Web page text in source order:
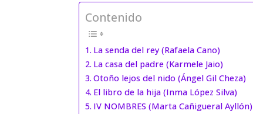
Contenido
La senda del rey (Rafaela Cano)
La casa del padre (Karmele Jaio)
Otoño lejos del nido (Ángel Gil Cheza)
El libro de la hija (Inma López Silva)
IV NOMBRES (Marta Cañigueral Ayllón)